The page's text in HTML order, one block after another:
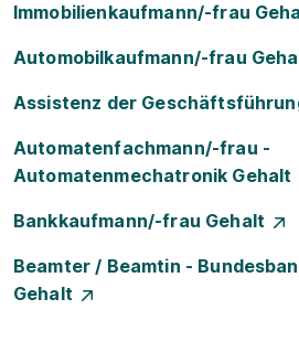
Immobilienkaufmann/-frau
Automobilkaufmann/-frau
Assistenz der
Automatenfachmann/-frau -
Automatenmechatronik Gehalt
Bankkaufmann/-frau Gehalt
Beamter / Beamtin -
Gehalt